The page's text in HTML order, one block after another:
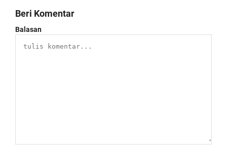
Beri Komentar
Balasan